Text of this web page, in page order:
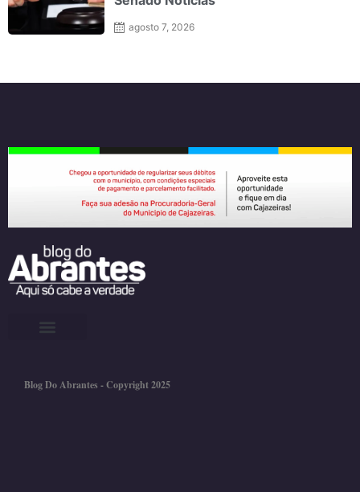
agosto 7, 2026
Blog Do Abrantes - Copyright 2025